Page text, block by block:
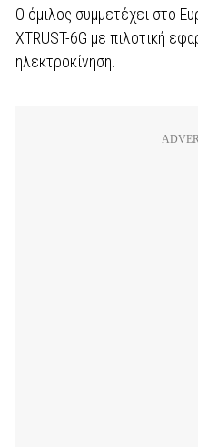
Ο όμιλος συμμετέχει στο
XTRUST-6G με πιλοτική
ηλεκτροκίνηση.